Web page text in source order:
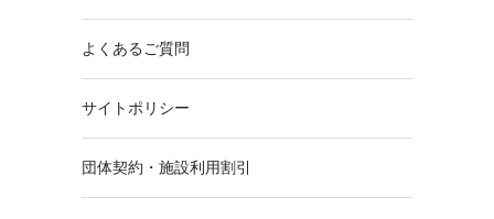
よくあるご質問
サイトポリシー
団体契約・施設利用割引